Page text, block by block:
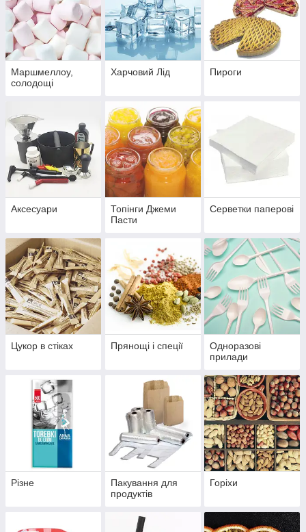
Маршмеллоу,
солодощі
Харчовий Лід Пироги
Аксесуари
Топінги Джеми
Пасти
Серветки паперові
Цукор в стіках Прянощі і спеції
Одноразові
прилади
Різне
Пакування для
продуктів
Горіхи